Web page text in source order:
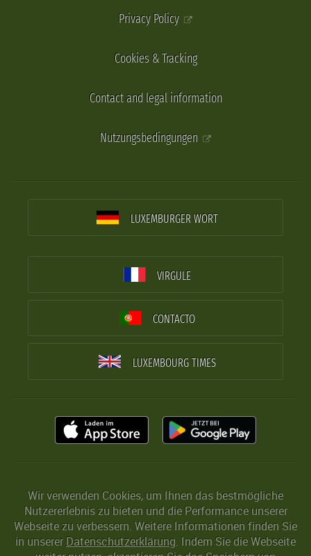
Privacy Policy
Cookies & Tracking
Contact and legal information
Nutzungsbedingungen
LUXEMBURGER WORT
VIRGULE
CONTACTO
LUXEMBOURG TIMES
Wir verwenden Cookies, um Ihnen das bestmögliche
Nutzererlebnis zu bieten und die Performance unserer
Webseite zu verbessern. Weitere Informationen finden Sie
in unserer Datenschutzerklärung. Indem Sie die Webseite